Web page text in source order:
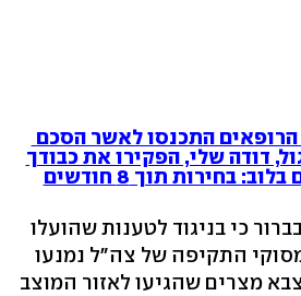
התכנסו לאשר הסכם
דודה שלי, הפקירו את כבודך
בחירות תוך 8 חודשים
כי בניגוד לטענות שהועלו
התקיפה של צה"ל נמנעו
מצרים שהגיעו לאזור המוצב